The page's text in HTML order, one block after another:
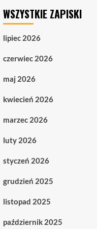
WSZYSTKIE ZAPISKI
lipiec 2026
czerwiec 2026
maj 2026
kwiecień 2026
marzec 2026
luty 2026
styczeń 2026
grudzień 2025
listopad 2025
październik 2025